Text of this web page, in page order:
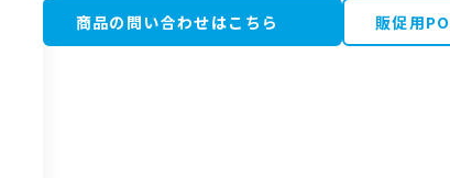
水産加工品商品の問い合わせはこちら 販促用